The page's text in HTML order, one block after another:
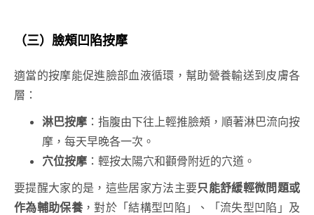
（三） 臉頰凹陷按摩
適當的按摩能促進臉部血液循環，幫助營養輸送到皮膚各
層：
淋巴按摩 ：指腹由下往上輕推臉頰，順著淋巴流向按
摩，每天早晚各一次。
穴位按摩 ：輕按太陽穴和顴骨附近的穴道。
要提醒大家的是，這些居家方法主要只能舒緩輕微問題或
作為輔助保養 ，對於「結構型凹陷」、「流失型凹陷」及